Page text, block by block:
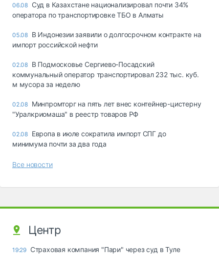
06.08 Суд в Казахстане национализировал почти 34%
оператора по транспортировке ТБО в Алматы
05.08 В Индонезии заявили о долгосрочном контракте на
импорт российской нефти
02.08 В Подмосковье Сергиево-Посадский
коммунальный оператор транспортировал 232 тыс. куб.
м мусора за неделю
02.08 Минпромторг на пять лет внес контейнер-цистерну
"Уралкриомаша" в реестр товаров РФ
02.08 Европа в июле сократила импорт СПГ до
минимума почти за два года
Все новости
Центр
19:29 Страховая компания "Пари" через суд в Туле